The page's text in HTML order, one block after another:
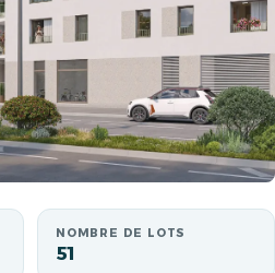
NOMBRE DE LOTS
51